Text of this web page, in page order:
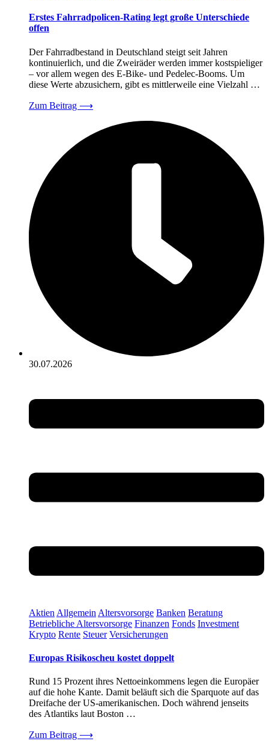
Erstes Fahrradpolicen-Rating legt große Unterschiede
offen
Der Fahrradbestand in Deutschland steigt seit Jahren
kontinuierlich, und die Zweiräder werden immer kostspieliger
– vor allem wegen des E-Bike- und Pedelec-Booms. Um
diese Werte abzusichern, gibt es mittlerweile eine Vielzahl …
Zum Beitrag ⟶
30.07.2026
Aktien Allgemein Altersvorsorge Banken Beratung
Betriebliche Altersvorsorge Finanzen Fonds Investment
Krypto Rente Steuer Versicherungen
Europas Risikoscheu kostet doppelt
Rund 15 Prozent ihres Nettoeinkommens legen die Europäer
auf die hohe Kante. Damit beläuft sich die Sparquote auf das
Dreifache der US-amerikanischen. Doch während jenseits
des Atlantiks laut Boston …
Zum Beitrag ⟶